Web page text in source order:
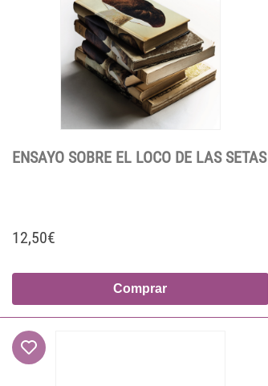
ENSAYO SOBRE EL LOCO DE LAS SETAS
12,50€
Comprar